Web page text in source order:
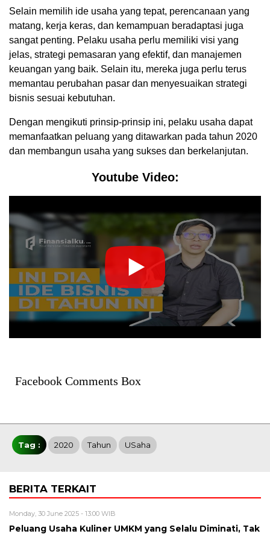
Selain memilih ide usaha yang tepat, perencanaan yang
matang, kerja keras, dan kemampuan beradaptasi juga
sangat penting. Pelaku usaha perlu memiliki visi yang
jelas, strategi pemasaran yang efektif, dan manajemen
keuangan yang baik. Selain itu, mereka juga perlu terus
memantau perubahan pasar dan menyesuaikan strategi
bisnis sesuai kebutuhan.
Dengan mengikuti prinsip-prinsip ini, pelaku usaha dapat
memanfaatkan peluang yang ditawarkan pada tahun 2020
dan membangun usaha yang sukses dan berkelanjutan.
Youtube Video:
Facebook Comments Box
Tag : 2020 Tahun USaha
BERITA TERKAIT
Monday, 30 June 2025 - 13:00 WIB
Peluang Usaha Kuliner UMKM yang Selalu Diminati, Tak